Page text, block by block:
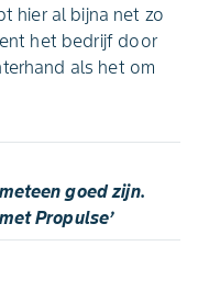
hier al bijna net zo
het bedrijf door
als het om
goed zijn.
Propulse’